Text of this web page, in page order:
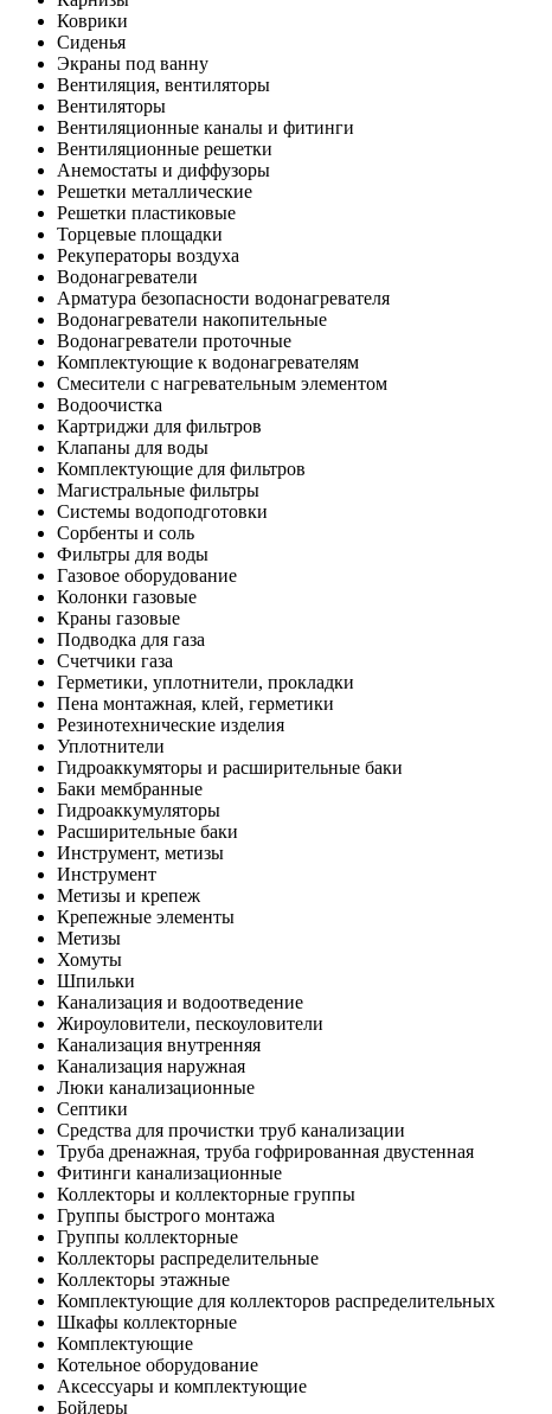
Коврики
Сиденья
Экраны под ванну
Вентиляция, вентиляторы
Вентиляторы
Вентиляционные каналы и фитинги
Вентиляционные решетки
Анемостаты и диффузоры
Решетки металлические
Решетки пластиковые
Торцевые площадки
Рекуператоры воздуха
Водонагреватели
Арматура безопасности водонагревателя
Водонагреватели накопительные
Водонагреватели проточные
Комплектующие к водонагревателям
Смесители с нагревательным элементом
Водоочистка
Картриджи для фильтров
Клапаны для воды
Комплектующие для фильтров
Магистральные фильтры
Системы водоподготовки
Сорбенты и соль
Фильтры для воды
Газовое оборудование
Колонки газовые
Краны газовые
Подводка для газа
Счетчики газа
Герметики, уплотнители, прокладки
Пена монтажная, клей, герметики
Резинотехнические изделия
Уплотнители
Гидроаккумяторы и расширительные баки
Баки мембранные
Гидроаккумуляторы
Расширительные баки
Инструмент, метизы
Инструмент
Метизы и крепеж
Крепежные элементы
Метизы
Хомуты
Шпильки
Канализация и водоотведение
Жироуловители, пескоуловители
Канализация внутренняя
Канализация наружная
Люки канализационные
Септики
Средства для прочистки труб канализации
Труба дренажная, труба гофрированная двустенная
Фитинги канализационные
Коллекторы и коллекторные группы
Группы быстрого монтажа
Группы коллекторные
Коллекторы распределительные
Коллекторы этажные
Комплектующие для коллекторов распределительных
Шкафы коллекторные
Комплектующие
Котельное оборудование
Аксессуары и комплектующие
Бойлеры